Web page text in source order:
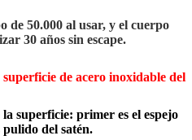
de 50.000 al usar, y el cuerpo
30 años sin escape.
superficie de acero inoxidable del
superficie: primer es el espejo
del satén.